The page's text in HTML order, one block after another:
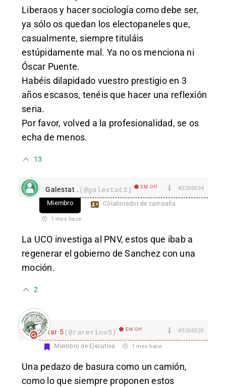
Liberaos y hacer sociología como debe ser,
ya sólo os quedan los electopaneles que,
casualmente, siempre tituláis
estúpidamente mal. Ya no os menciona ni
Óscar Puente.
Habéis dilapidado vuestro prestigio en 3
años escasos, tenéis que hacer una reflexión
seria.
Por favor, volved a la profesionalidad, se os
echa de menos.
13
Galestat . (@galestat3) EM Off #3265034
Miembro Colaborador de campaña
1 mes hace
La UCO investiga al PNV, estos que ibab a
regenerar el gobierno de Sanchez con una
moción.
2
Rar 5(@rarerino5) EM Off #3265026
Miembro de Ejecutiva 1 mes hace
Una pedazo de basura como un camión,
como lo que siempre proponen estos